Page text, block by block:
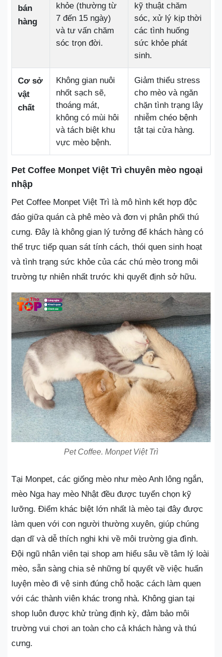
bán
hàng
khỏe (thường từ
7 đến 15 ngày)
và tư vấn chăm
sóc trọn đời.
kỹ thuật chăm
sóc, xử lý kịp thời
các tình huống
sức khỏe phát
sinh.
Cơ sở
vật
chất
Không gian nuôi
nhốt sạch sẽ,
thoáng mát,
không có mùi hôi
và tách biệt khu
vực mèo bệnh.
Giảm thiểu stress
cho mèo và ngăn
chặn tình trạng lây
nhiễm chéo bệnh
tật tại cửa hàng.
Pet Coffee Monpet Việt Trì chuyên mèo ngoại
nhập
Pet Coffee Monpet Việt Trì là mô hình kết hợp độc
đáo giữa quán cà phê mèo và đơn vị phân phối thú
cưng. Đây là không gian lý tưởng để khách hàng có
thể trực tiếp quan sát tính cách, thói quen sinh hoạt
và tình trạng sức khỏe của các chú mèo trong môi
trường tự nhiên nhất trước khi quyết định sở hữu.
Pet Coffee. Monpet Việt Trì
Tại Monpet, các giống mèo như mèo Anh lông ngắn,
mèo Nga hay mèo Nhật đều được tuyển chọn kỹ
lưỡng. Điểm khác biệt lớn nhất là mèo tại đây được
làm quen với con người thường xuyên, giúp chúng
dạn dĩ và dễ thích nghi khi về môi trường gia đình.
Đội ngũ nhân viên tại shop am hiểu sâu về tâm lý loài
mèo, sẵn sàng chia sẻ những bí quyết về việc huấn
luyện mèo đi vệ sinh đúng chỗ hoặc cách làm quen
với các thành viên khác trong nhà. Không gian tại
shop luôn được khử trùng định kỳ, đảm bảo môi
trường vui chơi an toàn cho cả khách hàng và thú
cưng.